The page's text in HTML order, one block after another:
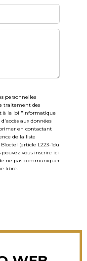
personnelles
traitement des
à la loi "Informatique
aux données
en contactant
de la liste
(article L223-1du
vous inscrire ici
ne pas communiquer
libre.